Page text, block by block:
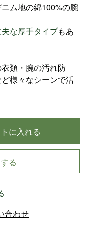
ム地の綿100%の腕
夫な厚手タイプもあ
類・腕の汚れ防
様々なシーンで活
に入れる
る
合わせ